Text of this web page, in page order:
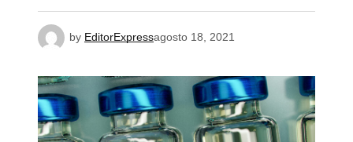
by EditorExpressagosto 18, 2021